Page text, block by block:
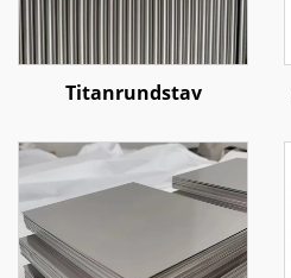
Titanrundstav